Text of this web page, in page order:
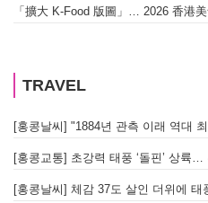
「擴大 K-Food 版圖」… 2026 香港
TRAVEL
[홍콩날씨] 체감 37도 살인 더위에